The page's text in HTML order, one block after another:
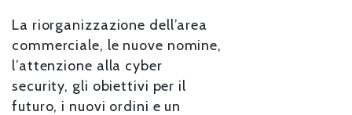
La riorganizzazione dell’area
commerciale, le nuove nomine,
l’attenzione alla cyber
security, gli obiettivi per il
futuro, i nuovi ordini e un